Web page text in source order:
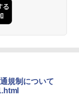
ビーチ アウトドアパ
規制について